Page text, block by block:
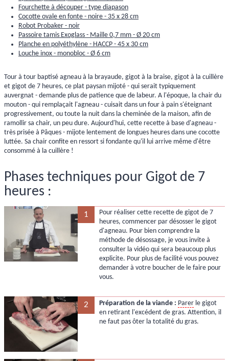
Fourchette à découper - type diapason
Cocotte ovale en fonte - noire - 35 x 28 cm
Robot Probaker - noir
Passoire tamis Exoglass - Maille 0,7 mm - Ø 20 cm
Planche en polyéthylène - HACCP - 45 x 30 cm
Louche inox - monobloc - Ø 6 cm
Tour à tour baptisé agneau à la brayaude, gigot à la braise, gigot à la cuillère
et gigot de 7 heures, ce plat paysan mijoté - qui serait typiquement
auvergnat - demande plus de patience que de labeur. A l'époque, la chair du
mouton - qui remplaçait l'agneau - cuisait dans un four à pain s'éteignant
progressivement, ou toute la nuit dans la cheminée de la maison, afin de
ramollir sa chair, un peu dure. Aujourd'hui, cette recette à base d'agneau -
très prisée à Pâques - mijote lentement de longues heures dans une cocotte
luttée. Sa chair confite en ressort si fondante qu'il lui arrive même d'être
consommé à la cuillère !
Phases techniques pour Gigot de 7
heures :
1
Pour réaliser cette recette de gigot de 7
heures, commencer par désosser le gigot
d'agneau. Pour bien comprendre la
méthode de désossage, je vous invite à
consulter la vidéo qui sera beaucoup plus
explicite. Pour plus de facilité vous pouvez
demander à votre boucher de le faire pour
vous.
2 Préparation de la viande : Parerle gigot
en retirant l'excédent de gras. Attention, il
ne faut pas ôter la totalité du gras.